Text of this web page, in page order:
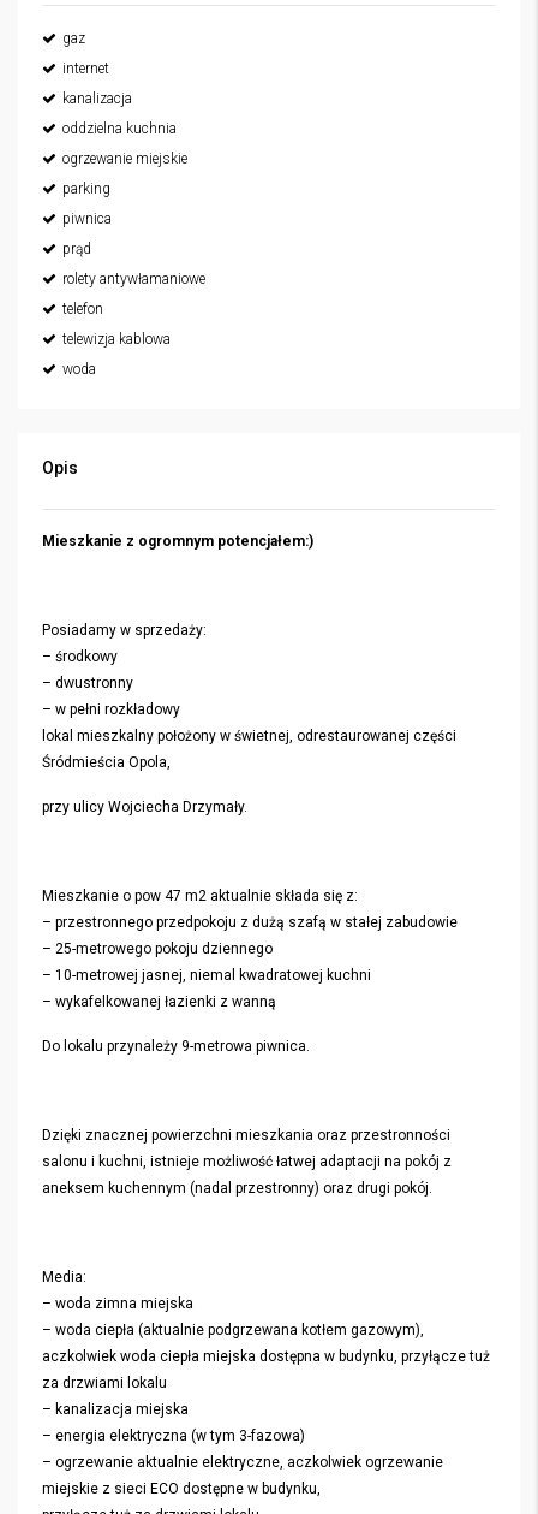
gaz
internet
kanalizacja
oddzielna kuchnia
ogrzewanie miejskie
parking
piwnica
prąd
rolety antywłamaniowe
telefon
telewizja kablowa
woda
Opis
Mieszkanie z ogromnym potencjałem:)
Posiadamy w sprzedaży:
– środkowy
– dwustronny
– w pełni rozkładowy
lokal mieszkalny położony w świetnej, odrestaurowanej części
Śródmieścia Opola,
przy ulicy Wojciecha Drzymały.
Mieszkanie o pow 47 m2 aktualnie składa się z:
– przestronnego przedpokoju z dużą szafą w stałej zabudowie
– 25-metrowego pokoju dziennego
– 10-metrowej jasnej, niemal kwadratowej kuchni
– wykafelkowanej łazienki z wanną
Do lokalu przynależy 9-metrowa piwnica.
Dzięki znacznej powierzchni mieszkania oraz przestronności
salonu i kuchni, istnieje możliwość łatwej adaptacji na pokój z
aneksem kuchennym (nadal przestronny) oraz drugi pokój.
Media:
– woda zimna miejska
– woda ciepła (aktualnie podgrzewana kotłem gazowym),
aczkolwiek woda ciepła miejska dostępna w budynku, przyłącze tuż
za drzwiami lokalu
– kanalizacja miejska
– energia elektryczna (w tym 3-fazowa)
– ogrzewanie aktualnie elektryczne, aczkolwiek ogrzewanie
miejskie z sieci ECO dostępne w budynku,